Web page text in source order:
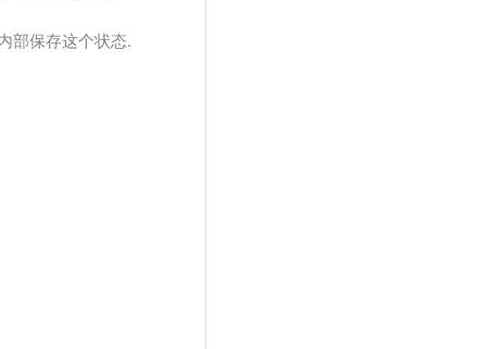
部保存这个状态.